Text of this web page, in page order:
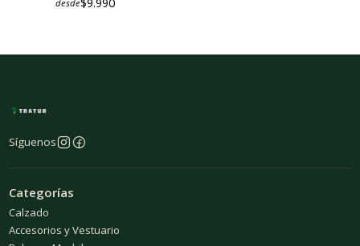
desde
Síguenos
Categorías
Calzado
Accesorios y Vestuario